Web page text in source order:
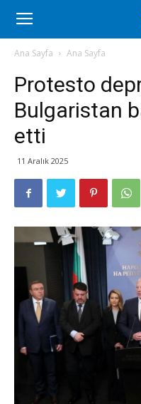
Romanya
Haber
Ana Sayfa Ana Sayfa
Protesto
Bulgaristan
etti
11 Aralık 2025